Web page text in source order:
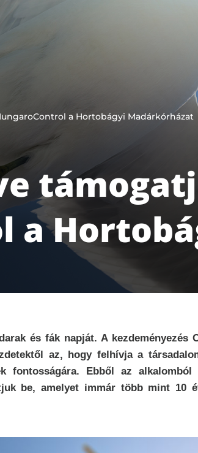
a Hortobágyi Madárkórházat
a
és fák napját. A kezdeményezés
az, hogy felhívja a
fontosságára. Ebből az alkalomból
be, amelyet immár több mint 10